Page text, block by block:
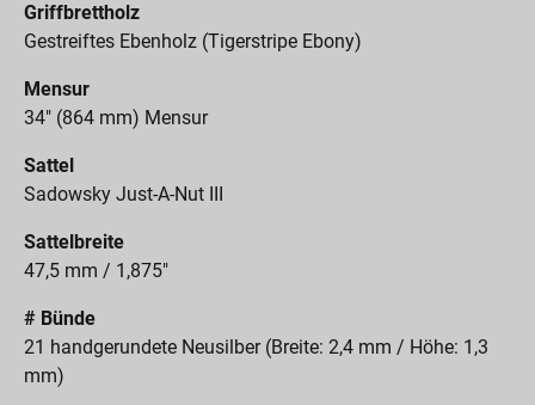
Griffbrettholz
Gestreiftes Ebenholz (Tigerstripe Ebony)
Mensur
34" (864 mm) Mensur
Sattel
Sadowsky Just-A-Nut III
Sattelbreite
47,5 mm / 1,875"
# Bünde
21 handgerundete Neusilber (Breite: 2,4 mm / Höhe: 1,3
mm)